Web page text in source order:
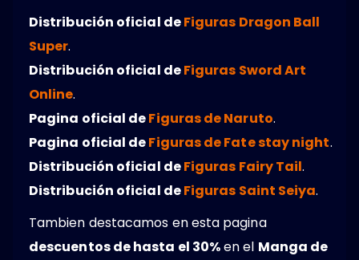
Distribución oficial deFiguras Dragon Ball
Super.
Distribución oficial deFiguras Sword Art
Online.
Pagina oficial deFiguras de Naruto.
Pagina oficial deFiguras de Fate stay night.
Distribución oficial deFiguras Fairy Tail.
Distribución oficial deFiguras Saint Seiya.
Tambien destacamos en esta pagina
descuentos de hasta el 30%en el Manga de